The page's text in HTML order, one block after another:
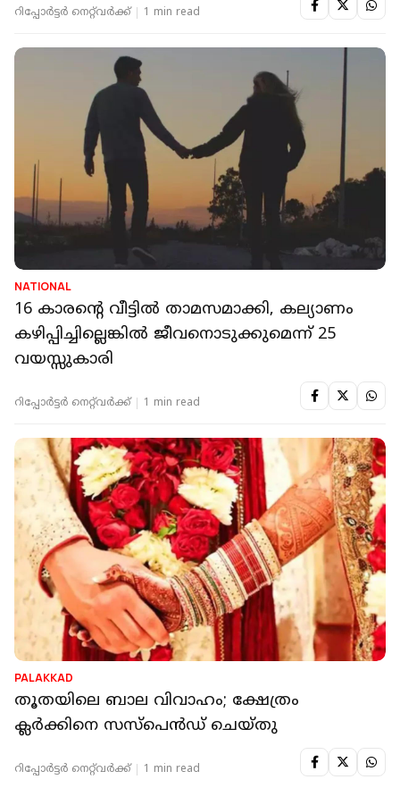
റിപ്പോർട്ടർ നെറ്റ്‌വര്‍ക്ക്‌ 1 min read
NATIONAL
16 കാരന്റെ വീട്ടിൽ താമസമാക്കി, കല്യാണം
കഴിപ്പിച്ചില്ലെങ്കിൽ ജീവനൊടുക്കുമെന്ന് 25
വയസ്സുകാരി
റിപ്പോർട്ടർ നെറ്റ്‌വര്‍ക്ക്‌ 1 min read
PALAKKAD
തൂതയിലെ ബാല വിവാഹം; ക്ഷേത്രം
ക്ലർക്കിനെ സസ്പെൻഡ് ചെയ്തു
റിപ്പോർട്ടർ നെറ്റ്‌വര്‍ക്ക്‌ 1 min read